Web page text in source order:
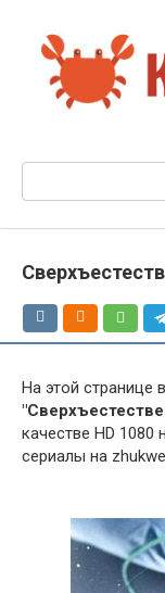
контенту
На этой странице
качестве HD
сериалы на